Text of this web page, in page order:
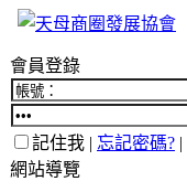
會員登錄
記住我 | 忘記密碼? |
網站導覽